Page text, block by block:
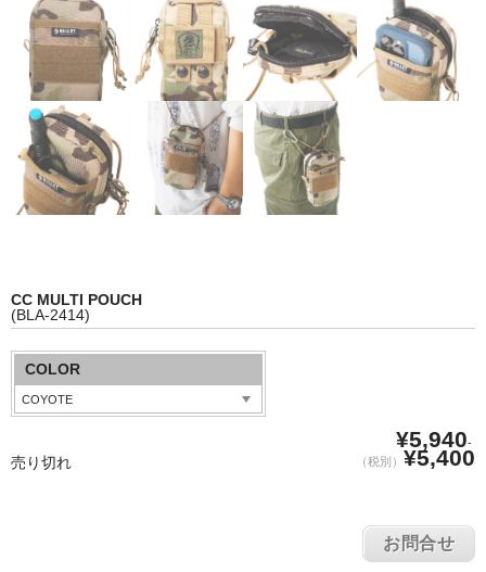
WEAR&
ACCESSORIES
STOCK LIST
SBS
FABRIC
CC MULTI POUCH
(BLA-2414)
COLOR
売り切れ
¥5,940-
（税別） ¥5,400
お問合せ